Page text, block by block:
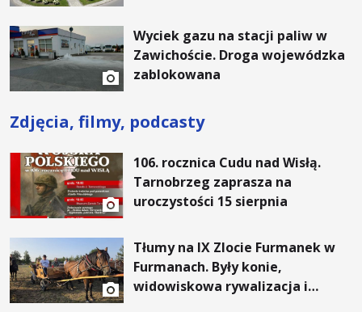
Wyciek gazu na stacji paliw w
Zawichoście. Droga wojewódzka
zablokowana
Zdjęcia, filmy, podcasty
106. rocznica Cudu nad Wisłą.
Tarnobrzeg zaprasza na
uroczystości 15 sierpnia
Tłumy na IX Zlocie Furmanek w
Furmanach. Były konie,
widowiskowa rywalizacja i